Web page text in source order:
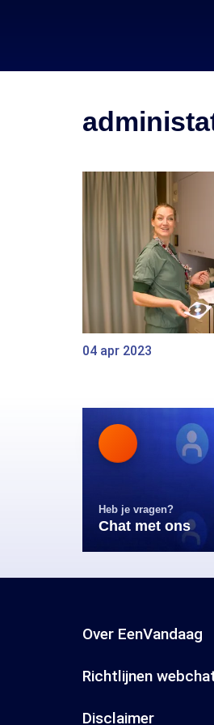
04 apr 2023
Heb je vragen?
Chat met ons
Over EenVandaag
Richtlijnen
Disclaimer